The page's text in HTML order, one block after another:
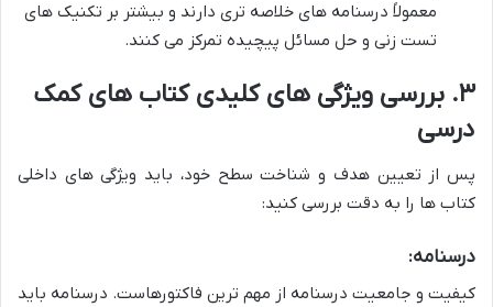
معمولاً درسنامه های خلاصه تری دارند و بیشتر بر تکنیک های
تست زنی و حل مسائل پیچیده تمرکز می کنند.
۳. بررسی ویژگی های کلیدی کتاب های کمک
درسی
پس از تعیین هدف و شناخت سطح خود، باید ویژگی های داخلی
کتاب ها را به دقت بررسی کنید:
درسنامه:
کیفیت و جامعیت درسنامه از مهم ترین فاکتورهاست. درسنامه باید